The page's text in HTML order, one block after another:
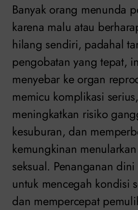
Banyak orang menunda
karena malu atau
hilang sendiri, padahal
pengobatan yang tepat,
menyebar ke organ
memicu komplikasi serius,
meningkatkan risiko
kesuburan, dan
kemungkinan
seksual. Penanganan
untuk mencegah kondisi
dan mempercepat